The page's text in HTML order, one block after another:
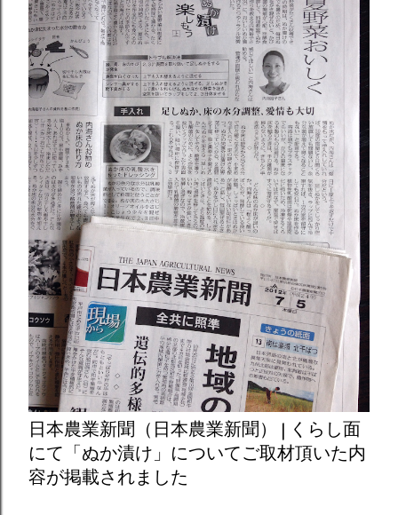
日本農業新聞（日本農業新聞） | くらし面
にて「ぬか漬け」についてご取材頂いた内
容が掲載されました